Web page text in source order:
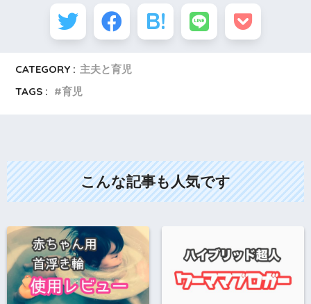
CATEGORY : 主夫と育児
TAGS :
育児
こんな記事も人気です